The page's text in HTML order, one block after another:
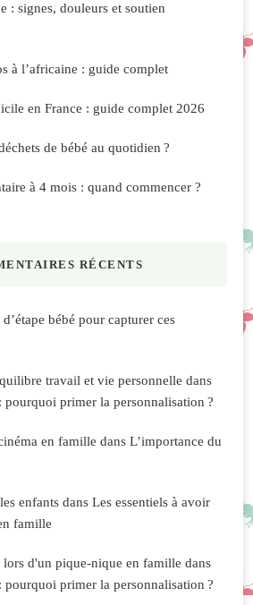
: signes, douleurs et soutien
à l’africaine : guide complet
en France : guide complet 2026
de bébé au quotidien ?
à 4 mois : quand commencer ?
RÉCENTS
d’étape bébé pour capturer ces
travail et vie personnelle dans
pourquoi primer la personnalisation ?
en famille dans L’importance du
enfants dans Les essentiels à avoir
famille
d'un pique-nique en famille dans
pourquoi primer la personnalisation ?